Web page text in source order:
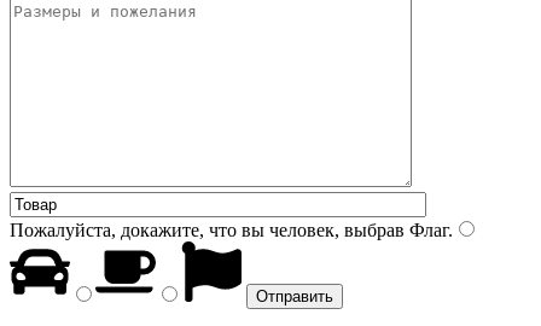
Пожалуйста, докажите, что вы человек, выбрав Флаг.